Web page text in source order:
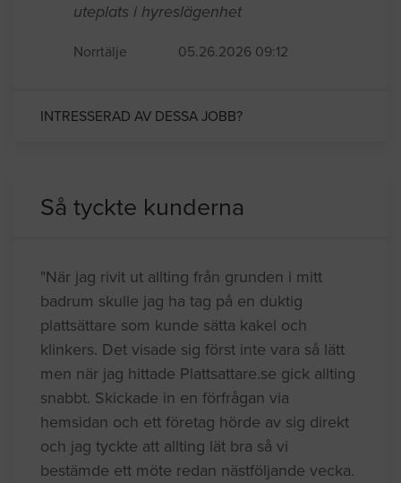
uteplats i hyreslägenhet
Norrtälje 05.26.2026 09:12
INTRESSERAD AV DESSA JOBB?
Så tyckte kunderna
"När jag rivit ut allting från grunden i mitt
badrum skulle jag ha tag på en duktig
plattsättare som kunde sätta kakel och
klinkers. Det visade sig först inte vara så lätt
men när jag hittade Plattsattare.se gick allting
snabbt. Skickade in en förfrågan via
hemsidan och ett företag hörde av sig direkt
och jag tyckte att allting lät bra så vi
bestämde ett möte redan nästföljande vecka.